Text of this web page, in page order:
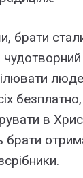
брати
в
брати